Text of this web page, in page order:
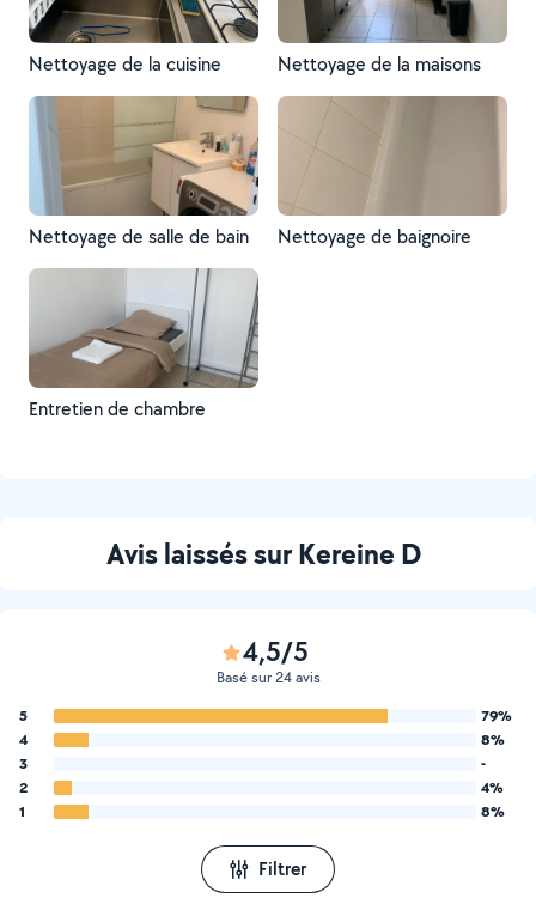
Nettoyage de la cuisine Nettoyage de la maisons
Nettoyage de salle de bain Nettoyage de baignoire
Entretien de chambre
Avis laissés sur Kereine D
4,5/5
Basé sur 24 avis
5
79%
4
8%
3
-
2
4%
1
8%
Filtrer